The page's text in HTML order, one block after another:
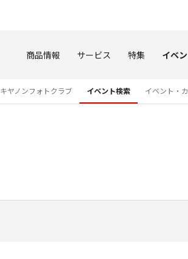
商品情報 サービス 特集 イベ
キヤノンフォトクラブ イベント検索 イベント・